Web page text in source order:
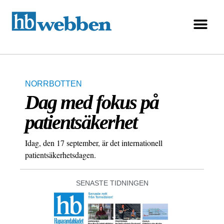
NORRBOTTEN
Dag med fokus på
patientsäkerhet
Idag, den 17 september, är det internationell
patientsäkerhetsdagen.
SENASTE TIDNINGEN